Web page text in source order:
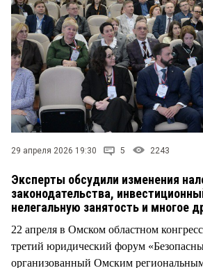
29 апреля 2026 19:30 5 2243
Эксперты обсудили изменения
законодательства,
нелегальную занятость и многое
22 апреля в Омском областном
третий юридический форум
организованный Омским